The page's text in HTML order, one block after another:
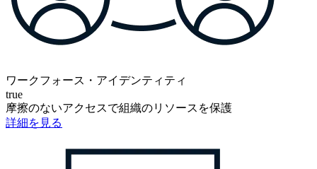
ワークフォース・アイデンティティ
true
摩擦のないアクセスで組織のリソースを保護
詳細を見る